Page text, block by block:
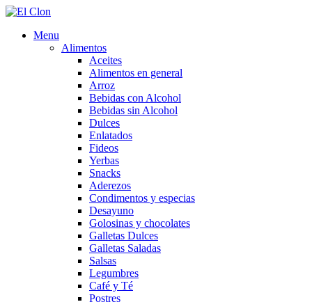
Menu
Alimentos
Aceites
Alimentos en general
Arroz
Bebidas con Alcohol
Bebidas sin Alcohol
Dulces
Enlatados
Fideos
Yerbas
Snacks
Aderezos
Condimentos y especias
Desayuno
Golosinas y chocolates
Galletas Dulces
Galletas Saladas
Salsas
Legumbres
Café y Té
Postres